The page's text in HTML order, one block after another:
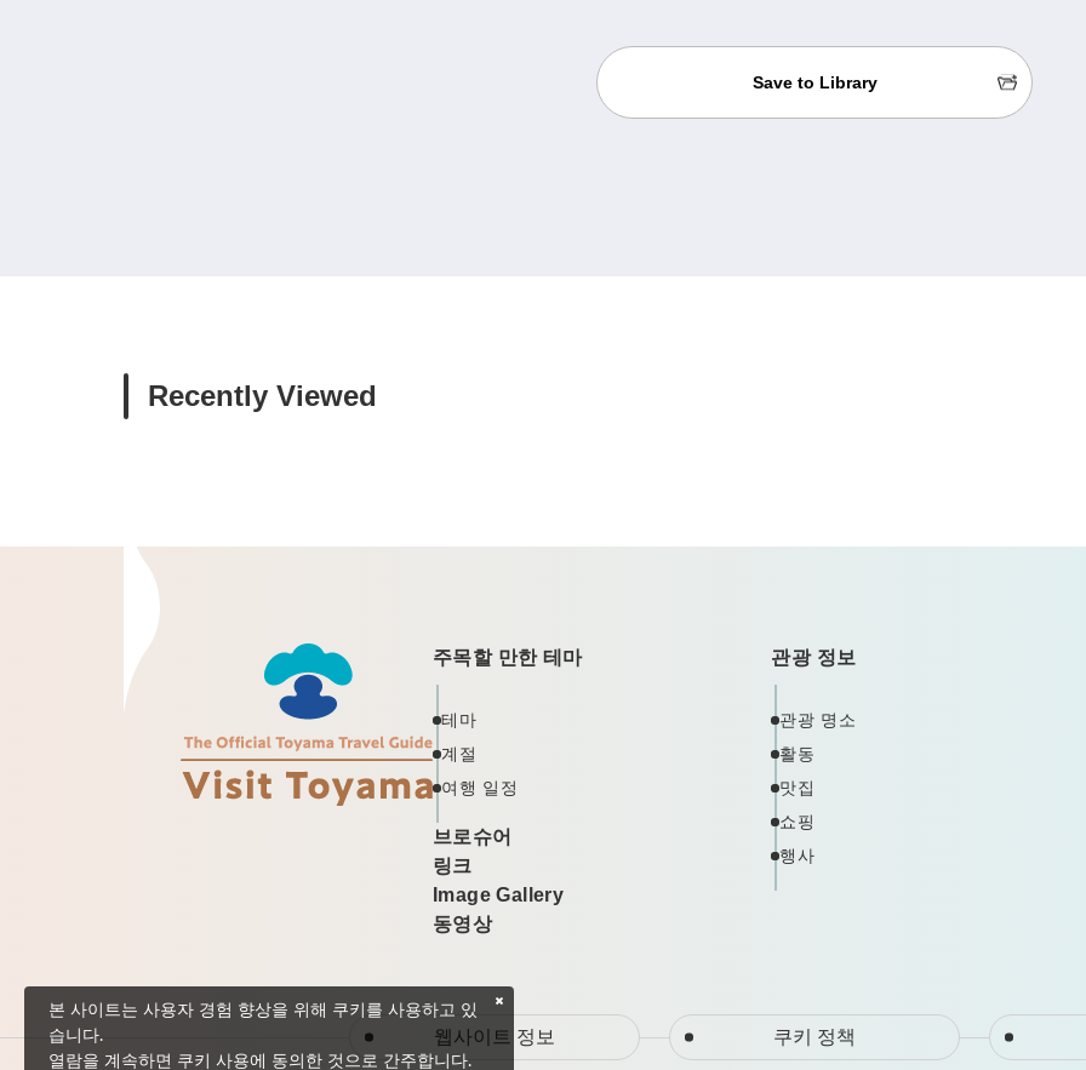
Save to Library
Recently Viewed
주목할 만한 테마
테마
계절
여행 일정
브로슈어
링크
Image Gallery
동영상
관광 정보
관광 명소
활동
맛집
쇼핑
행사
웹사이트 정보 쿠키 정책
본 사이트는 사용자 경험 향상을 위해 쿠키를 사용하고 있
습니다.
열람을 계속하면 쿠키 사용에 동의한 것으로 간주합니다.